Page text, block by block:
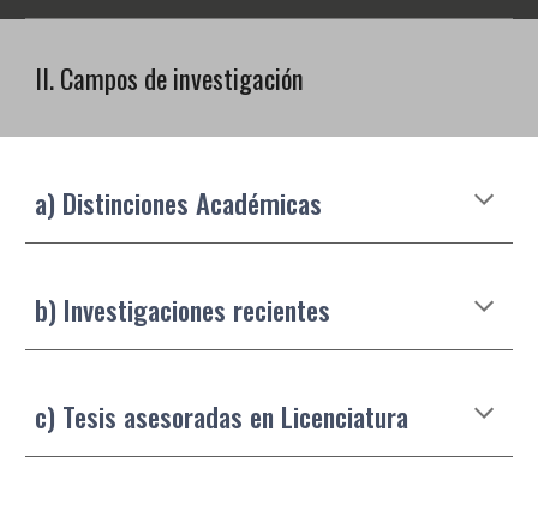
II. Campos de investigación
a) Distinciones Académicas
b) Investigaciones recientes
c) Tesis asesoradas en Licenciatura